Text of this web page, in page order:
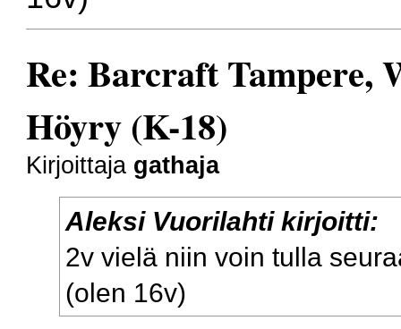
Re: Barcraft Tampere,
Höyry (K-18)
Kirjoittaja gathaja
Aleksi Vuorilahti kirjoitti:
2v vielä niin voin tulla
(olen 16v)